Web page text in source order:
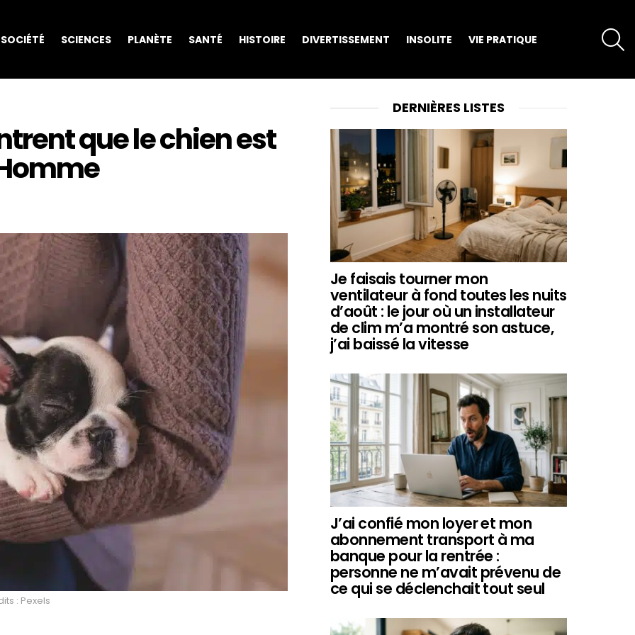
SOCIÉTÉ SCIENCES PLANÈTE SANTÉ HISTOIRE DIVERTISSEMENT INSOLITE VIE PRATIQUE
que le chien est
: Pexels
DERNIÈRES LISTES
Je faisais tourner mon
ventilateur à fond toutes les nuits
d’août : le jour où un installateur
de clim m’a montré son astuce,
j’ai baissé la vitesse
J’ai confié mon loyer et mon
abonnement transport à ma
banque pour la rentrée :
personne ne m’avait prévenu de
ce qui se déclenchait tout seul